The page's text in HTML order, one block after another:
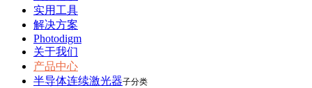
实用工具
解决方案
Photodigm
关于我们
产品中心
半导体连续激光器子分类